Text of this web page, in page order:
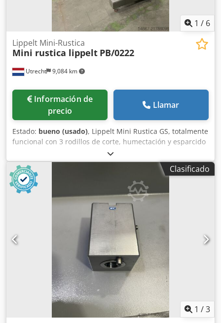
1 / 6
Utrecht 9,084 km
Lippelt Mini-Rustica
Mini rustica lippelt PB/0222
Información de
precio
Llamar
Estado: bueno (usado), Lippelt Mini Rustica GS, totalmente
funcional con 3 rodillos de corte, humectación y esparcido
de semillas de amapola. La máquina para bandejas es
móvil sobre ruedas: Funciona a 380 voltios, 1 kW. Cedpfx
Aboy E Ntwjiorf
Clasificado
1 /3